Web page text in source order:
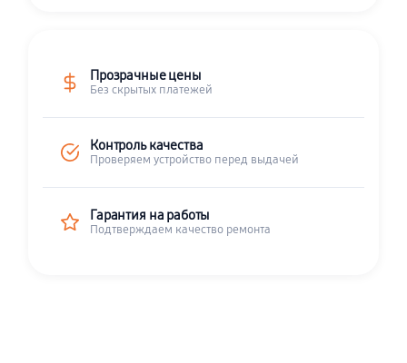
Прозрачные цены
Без скрытых платежей
Контроль качества
Проверяем устройство перед выдачей
Гарантия на работы
Подтверждаем качество ремонта